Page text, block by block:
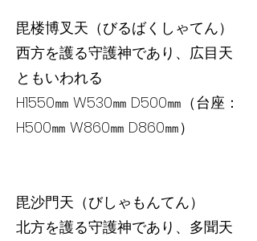
毘楼博叉天（びるばくしゃてん）
西方を護る守護神であり、広目天
ともいわれる
H1550㎜ W530㎜ D500㎜（台座：
H500㎜ W860㎜ D860㎜）
毘沙門天（びしゃもんてん）
北方を護る守護神であり、多聞天